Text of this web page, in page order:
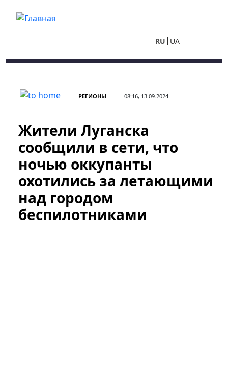
RU UA
РЕГИОНЫ 08:16, 13.09.2024
Жители Луганска
сообщили в сети, что
ночью оккупанты
охотились за летающими
над городом
беспилотниками